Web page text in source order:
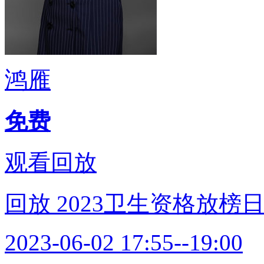
鸿雁
免费
观看回放
回放 2023卫生资格放榜
2023-06-02 17:55--19:00